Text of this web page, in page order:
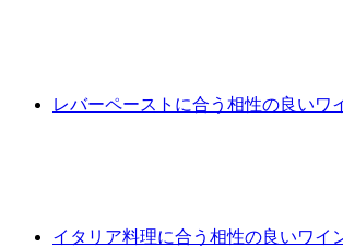
レバーペーストに合う相性の良いワ
イタリア料理に合う相性の良いワイ